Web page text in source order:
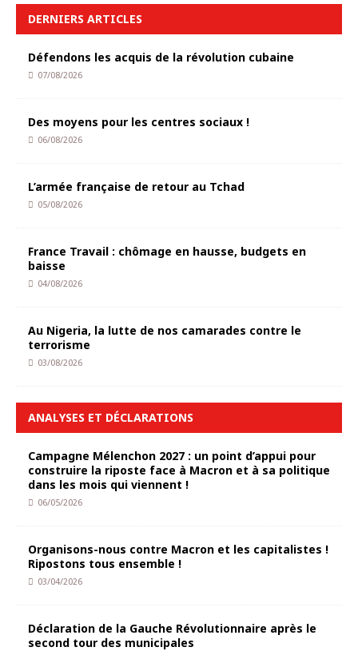
DERNIERS ARTICLES
Défendons les acquis de la révolution cubaine
07/08/2026
Des moyens pour les centres sociaux !
06/08/2026
L’armée française de retour au Tchad
05/08/2026
France Travail : chômage en hausse, budgets en
baisse
04/08/2026
Au Nigeria, la lutte de nos camarades contre le
terrorisme
03/08/2026
ANALYSES ET DÉCLARATIONS
Campagne Mélenchon 2027 : un point d’appui pour
construire la riposte face à Macron et à sa politique
dans les mois qui viennent !
06/05/2026
Organisons-nous contre Macron et les capitalistes !
Ripostons tous ensemble !
03/04/2026
Déclaration de la Gauche Révolutionnaire après le
second tour des municipales